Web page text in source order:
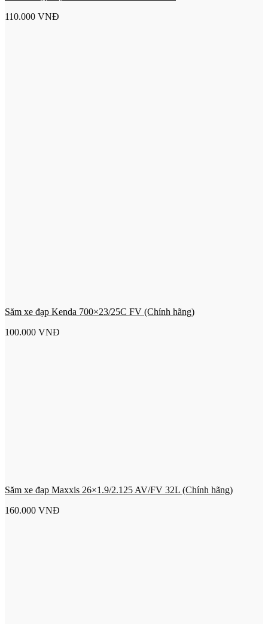
110.000 VNĐ
Săm xe đạp Kenda 700×23/25C FV (Chính hãng)
100.000 VNĐ
Săm xe đạp Maxxis 26×1.9/2.125 AV/FV 32L (Chính hãng)
160.000 VNĐ